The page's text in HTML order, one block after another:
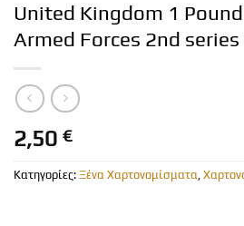
United Kingdom 1
Armed Forces 2nd series
2,50 €
Κατηγορίες: Ξένα Χαρτονομίσματα